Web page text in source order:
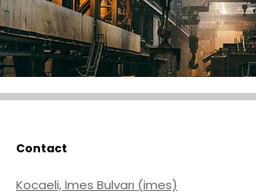
Contact
Kocaeli, İmes Bulvarı (imes)